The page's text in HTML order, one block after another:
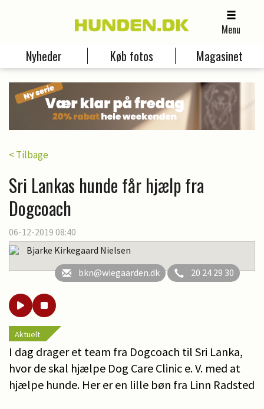
Menu
Nyheder Køb fotos Magasinet
< Tilbage
Sri Lankas hunde får hjælp fra
Dogcoach
06-12-2019 08:40
Bjarke Kirkegaard Nielsen
bkn@wiegaarden.dk
20 24 29 30
Aktuelt
I dag drager et team fra Dogcoach til Sri Lanka,
hvor de skal hjælpe Dog Care Clinic e. V. med at
hjælpe hunde. Her er en lille bøn fra Linn Radsted